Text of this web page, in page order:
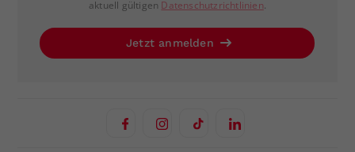
aktuell gültigen Datenschutzrichtlinien.
Jetzt anmelden